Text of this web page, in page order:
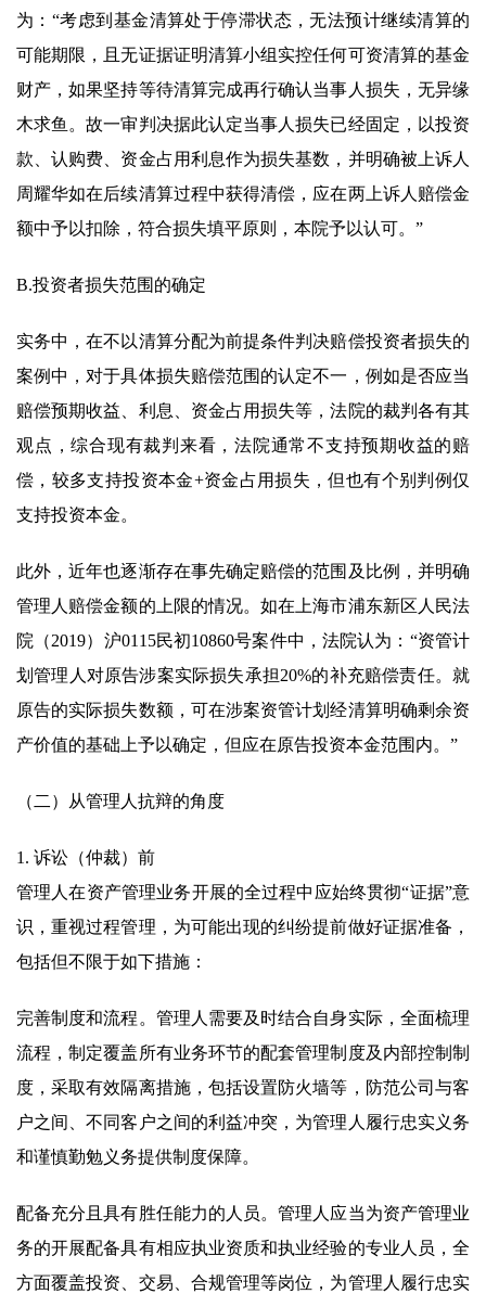
为：“考虑到基金清算处于停滞状态，无法预计继续清算的
可能期限，且无证据证明清算小组实控任何可资清算的基金
财产，如果坚持等待清算完成再行确认当事人损失，无异缘
木求鱼。故一审判决据此认定当事人损失已经固定，以投资
款、认购费、资金占用利息作为损失基数，并明确被上诉人
周耀华如在后续清算过程中获得清偿，应在两上诉人赔偿金
额中予以扣除，符合损失填平原则，本院予以认可。”
B.投资者损失范围的确定
实务中，在不以清算分配为前提条件判决赔偿投资者损失的
案例中，对于具体损失赔偿范围的认定不一，例如是否应当
赔偿预期收益、利息、资金占用损失等，法院的裁判各有其
观点，综合现有裁判来看，法院通常不支持预期收益的赔
偿，较多支持投资本金+资金占用损失，但也有个别判例仅
支持投资本金。
此外，近年也逐渐存在事先确定赔偿的范围及比例，并明确
管理人赔偿金额的上限的情况。如在上海市浦东新区人民法
院（2019）沪0115民初10860号案件中，法院认为：“资管计
划管理人对原告涉案实际损失承担20%的补充赔偿责任。就
原告的实际损失数额，可在涉案资管计划经清算明确剩余资
产价值的基础上予以确定，但应在原告投资本金范围内。”
（二）从管理人抗辩的角度
1. 诉讼（仲裁）前
管理人在资产管理业务开展的全过程中应始终贯彻“证据”意
识，重视过程管理，为可能出现的纠纷提前做好证据准备，
包括但不限于如下措施：
完善制度和流程。管理人需要及时结合自身实际，全面梳理
流程，制定覆盖所有业务环节的配套管理制度及内部控制制
度，采取有效隔离措施，包括设置防火墙等，防范公司与客
户之间、不同客户之间的利益冲突，为管理人履行忠实义务
和谨慎勤勉义务提供制度保障。
配备充分且具有胜任能力的人员。管理人应当为资产管理业
务的开展配备具有相应执业资质和执业经验的专业人员，全
方面覆盖投资、交易、合规管理等岗位，为管理人履行忠实